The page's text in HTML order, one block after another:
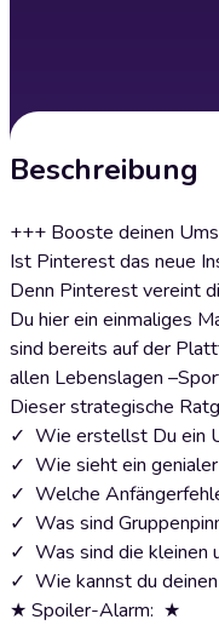
Beschreibung
+++ Booste deinen
Ist Pinterest das neue
Denn Pinterest vereint
Du hier ein einmaliges
sind bereits auf der
allen Lebenslagen
Dieser strategische
✓ Wie erstellst Du ein
✓ Wie sieht ein genialer
✓ Welche
✓ Was sind
✓ Was sind die kleinen
✓ Wie kannst du
★ Spoiler-Alarm: ★